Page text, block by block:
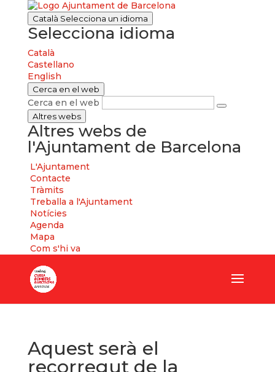
Català Selecciona un idioma
Selecciona idioma
Català
Castellano
English
Cerca en el web
Cerca en el web
Altres webs
Altres webs de
l'Ajuntament de Barcelona
L'Ajuntament
Contacte
Tràmits
Treballa a l'Ajuntament
Notícies
Agenda
Mapa
Com s'hi va
Aquest serà el
recorregut de la